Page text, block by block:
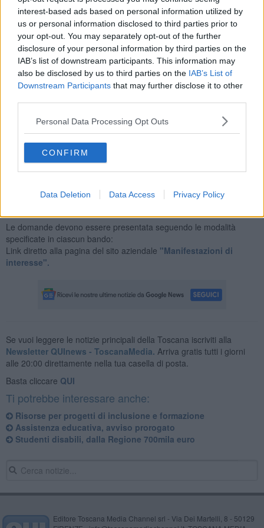
interest-based ads based on personal information utilized by
us or personal information disclosed to third parties prior to
your opt-out. You may separately opt-out of the further
disclosure of your personal information by third parties on the
IAB’s list of downstream participants. This information may
also be disclosed by us to third parties on the IAB’s List of
Downstream Participants that may further disclose it to other
Personal Data Processing Opt Outs
CONFIRM
Data Deletion Data Access Privacy Policy
cittadini, attraverso misure di sostegno che favoriscano la crescita
della persona e il miglioramento della propria autonomia, finalizzata
prioritariamente a specifici percorsi di studio, di formazione e di
inserimento lavorativo, nonché per le funzioni genitoriali e della vita
domestica e di relazione.
InAut si inserisce all'interno del progetto Giovanisì, poiché le finalità
di autonomia delle persone con disabilità, in particolare giovani, e
gli obiettivi progettuali di ciascun progetto personalizzato sono
coerenti con la mission generale della linea di intervento.
giorni a decorrere dalla data della loro pubblicazione.
Le domande devono essere presentata seguendo le modalità
specificate in ciascun bando:
Link diretto alla pagina del sito aziendale "Manifestazioni di
interesse".
Se vuoi leggere le notizie principali della Toscana iscriviti alla
Newsletter QUInews - ToscanaMedia. Arriva gratis tutti i giorni
alle 20:00 direttamente nella tua casella di posta.
Basta cliccare QUI
Ti potrebbe interessare anche:
Risorse per progetti di inclusione e formazione
Assistenza educativa, avviso prorogato
Studenti disabili, dalla Regione 700mila euro
Editore Toscana Media Channel srl - Via Dei Martelli, 8 - 50129